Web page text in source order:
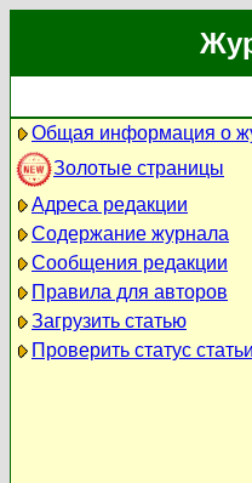
Общая информация о
Золотые страницы
Адреса редакции
Содержание журнала
Сообщения редакции
Правила для авторов
Загрузить статью
Проверить статус статьи